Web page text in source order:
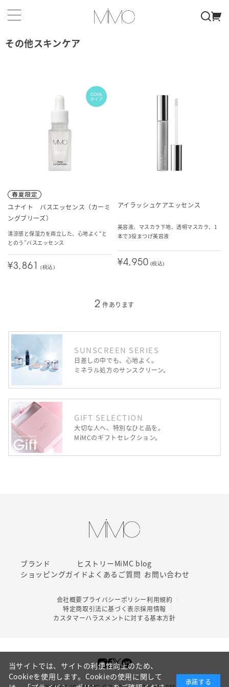
その他スキンケア
ユナイト バスエッセンス（カーミ
ングブリーズ）
清涼感と保湿力を両立した、心地よく“と
とのう”バスエッセンス
¥3,861 (税込)
アイラッシュケアエッセンス
美容液、マスカラ下地、透明マスカラ、1
本で3役まつげ美容液
¥4,950 (税込)
2 件あります
SUNSCREEN SERIES
日差しの中でも、心地よく。
ミネラル処方のサンスクリーン。
GIFT SELECTION
大切な人へ、特別なひと品を。
MiMCのギフトセレクション。
ブランド ヒストリーMiMC blog
ショッピングガイド よくあるご質問 お問い合わせ
会社概要プライバシーポリシー利用規約
特定商取引法に基づく表示採用情報
カスタマーハラスメントに対する基本方針
当サイトでは、サイトの利便性向上のため、
Cookieを使用します。Cookieの使用に関して
承諾する